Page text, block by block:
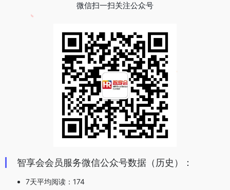
微信扫一扫关注公众号
智享会会员服务微信公众号数据（历史）：
7天平均阅读：174